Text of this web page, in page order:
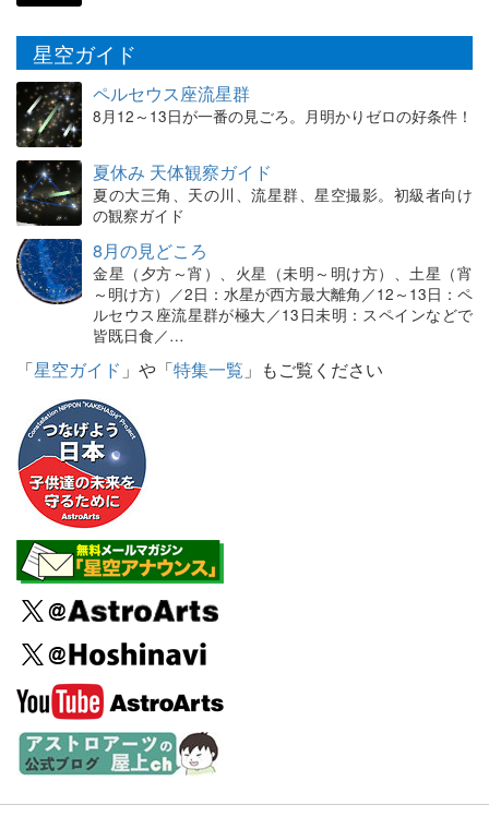
星空ガイド
ペルセウス座流星群
8月12～13日が一番の見ごろ。月明かりゼロの好条件！
夏休み 天体観察ガイド
夏の大三角、天の川、流星群、星空撮影。初級者向け
の観察ガイド
8月の見どころ
金星（夕方～宵）、火星（未明～明け方）、土星（宵
～明け方）／2日：水星が西方最大離角／12～13日：ペ
ルセウス座流星群が極大／13日未明：スペインなどで
皆既日食／…
「星空ガイド 」や「特集一覧 」もご覧ください